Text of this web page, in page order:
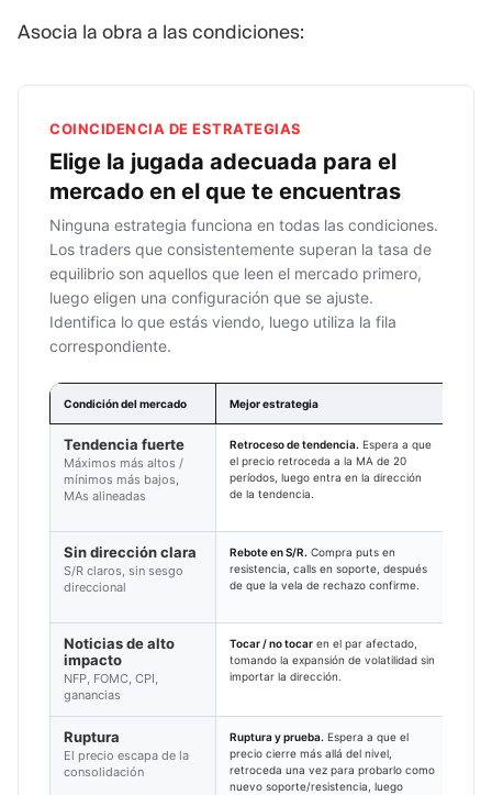
Asocia la obra a las condiciones:
COINCIDENCIA DE ESTRATEGIAS
Elige la jugada adecuada para el
mercado en el que te encuentras
Ninguna estrategia funciona en todas las condiciones.
Los traders que consistentemente superan la tasa de
equilibrio son aquellos que leen el mercado primero,
luego eligen una configuración que se ajuste.
Identifica lo que estás viendo, luego utiliza la fila
correspondiente.
Condición del mercado Mejor estrategia
Tendencia fuerte
Máximos más altos /
mínimos más bajos,
MAs alineadas
Retroceso de tendencia. Espera a que
el precio retroceda a la MA de 20
períodos, luego entra en la dirección
de la tendencia.
Sin dirección clara
S/R claros, sin sesgo
direccional
Rebote en S/R. Compra puts en
resistencia, calls en soporte, después
de que la vela de rechazo confirme.
Noticias de alto
impacto
NFP, FOMC, CPI,
ganancias
Tocar / no tocar en el par afectado,
tomando la expansión de volatilidad sin
importar la dirección.
Ruptura
El precio escapa de la
consolidación
Ruptura y prueba. Espera a que el
precio cierre más allá del nivel,
retroceda una vez para probarlo como
nuevo soporte/resistencia, luego